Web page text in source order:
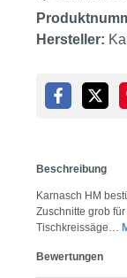
Hersteller:
Beschreibung
Karnasch HM
Zuschnitte grob
Tischkreissäge…
Bewertungen